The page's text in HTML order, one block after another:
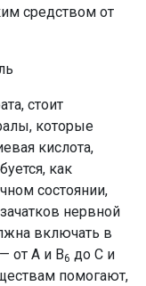
средством от
стоит
которые
кислота,
как
состоянии,
нервной
включать в
от А и В6 до С и
помогают,